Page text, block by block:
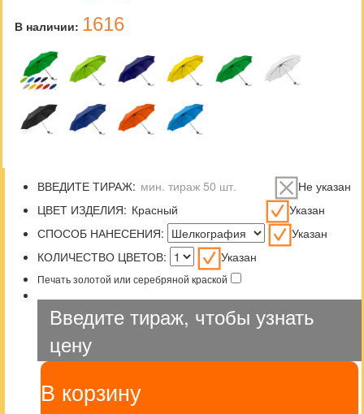
В наличии: 1616
ВВЕДИТЕ ТИРАЖ:
Не указан
ЦВЕТ ИЗДЕЛИЯ:
Указан
СПОСОБ НАНЕСЕНИЯ:
Указан
КОЛИЧЕСТВО ЦВЕТОВ:
Указан
Печать золотой или серебряной краской
Введите тираж, чтобы узнать
цену
В корзину